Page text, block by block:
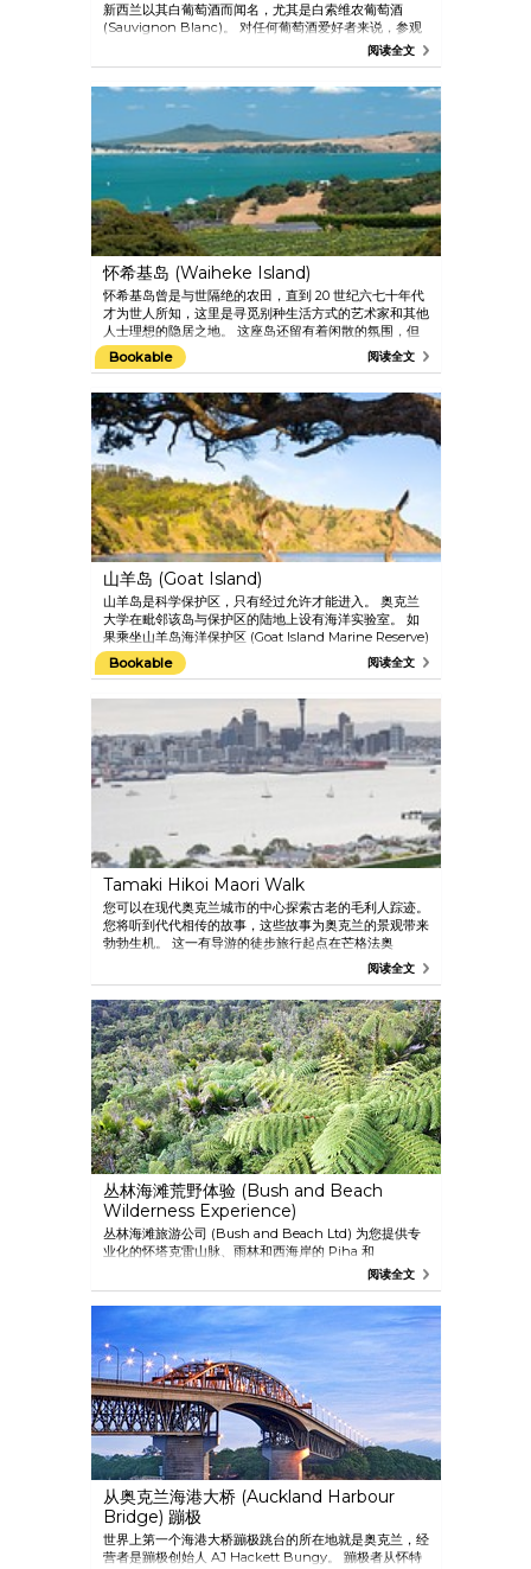
新西兰以其白葡萄酒而闻名，尤其是白索维农葡萄酒
(Sauvignon Blanc)。 对任何葡萄酒爱好者来说，参观
奥克兰的几个最负盛名的葡萄园绝对是一大享受。 他们
还会为您运送您在旅途中购买的任何葡萄酒，收取的费用
阅读全文
怀希基岛 (Waiheke Island)
怀希基岛曾是与世隔绝的农田，直到 20 世纪六七十年代
才为世人所知，这里是寻觅别种生活方式的艺术家和其他
人士理想的隐居之地。 这座岛还留有着闲散的氛围，但
现在正日益成为许多葡萄酒制造商、橄榄种植者和乘渡轮
前往奥克兰市中心的白领高管们共同的家园。 新西兰一
和石质土壤为葡萄生长提供了理想的条件。 有关详情，
请访问该岛的网站。
Bookable 阅读全文
山羊岛 (Goat Island)
山羊岛是科学保护区，只有经过允许才能进入。 奥克兰
大学在毗邻该岛与保护区的陆地上设有海洋实验室。 如
果乘坐山羊岛海洋保护区 (Goat Island Marine Reserve)
的玻璃底船 (Glass Bottom Boat)，就能尽情观赏海洋生
物，还能听到完整的讲解，也不会弄湿自己。 您可以花
览一番。 天气更暖和的时候，您还可以在礁石附近游泳
Bookable 阅读全文
Tamaki Hikoi Maori Walk
您可以在现代奥克兰城市的中心探索古老的毛利人踪迹。
您将听到代代相传的故事，这些故事为奥克兰的景观带来
勃勃生机。 这一有导游的徒步旅行起点在芒格法奥
(Maungawuhau)（伊甸山）一个城市边缘的堡垒，终
点在怀特玛塔海港 (Waitemata Harbour) 的边缘。
阅读全文
丛林海滩荒野体验 (Bush and Beach
Wilderness Experience)
丛林海滩旅游公司 (Bush and Beach Ltd) 为您提供专
业化的怀塔克雷山脉、雨林和西海岸的 Piha 和
(Waitakere Ranges) 是奥克兰市内最大的地区公园，离
市中心仅 40 分钟路程。 该旅行会在阿拉塔基中心
(Arataki Centre) 稍作停顿，您在这里可以欣赏传统的毛
利雕刻，饱览两岸的大好风光。之后将继续前往黑沙滩，
那里是《钢琴课》(The Piano) 和《战争公主： 西娜》
(Xena) 的拍摄地点。 当您沿着海滩漫步或穿越雨林中的
小径时，导游会向您解说迷人的当地历史以及这一地区的
动植物群。
阅读全文
从奥克兰海港大桥 (Auckland Harbour
Bridge) 蹦极
世界上第一个海港大桥蹦极跳台的所在地就是奥克兰，经
营者是蹦极创始人 AJ Hackett Bungy。 蹦极者从怀特